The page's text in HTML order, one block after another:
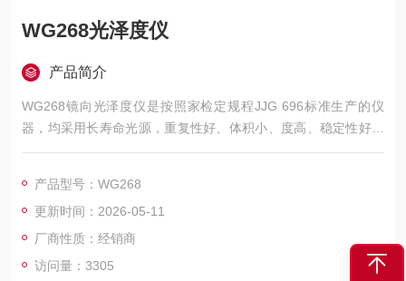
WG268光泽度仪
产品简介
WG268镜向光泽度仪是按照家检定规程JJG 696标准生产的仪
器，均采用长寿命光源，重复性好、体积小、度高、稳定性好。
主要适用于、烤漆、大理石、花岗岩、玻化抛光砖、陶瓷砖、金
产品型号：WG268
更新时间：2026-05-11
厂商性质：经销商
访问量：3305